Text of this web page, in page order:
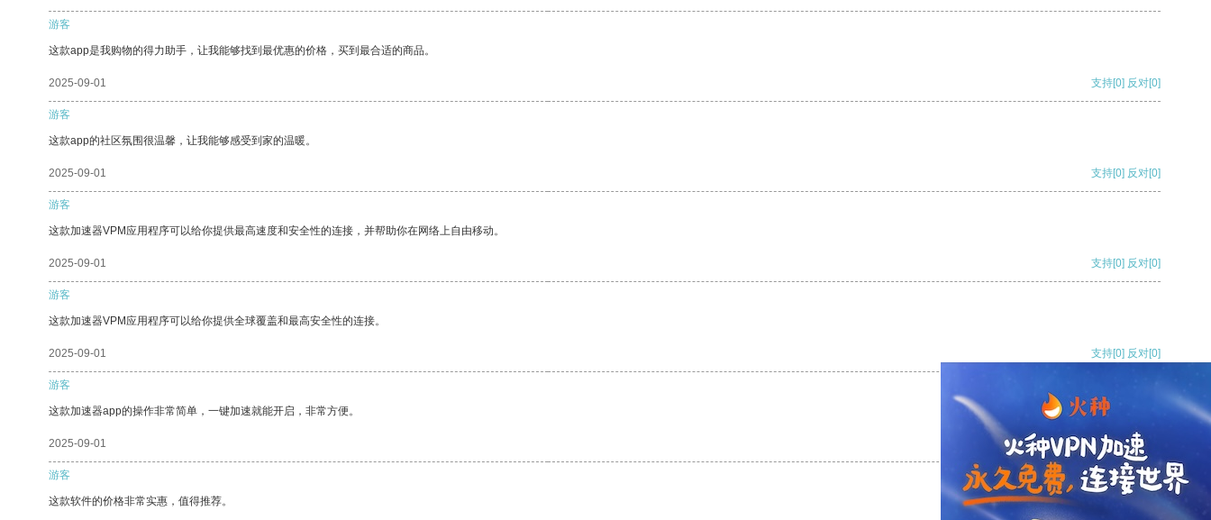
游客
这款app是我购物的得力助手，让我能够找到最优惠的价格，买到最合适的商品。
2025-09-01 支持[0] 反对[0]
游客
这款app的社区氛围很温馨，让我能够感受到家的温暖。
2025-09-01 支持[0] 反对[0]
游客
这款加速器VPM应用程序可以给你提供最高速度和安全性的连接，并帮助你在网络上自由移动。
2025-09-01 支持[0] 反对[0]
游客
这款加速器VPM应用程序可以给你提供全球覆盖和最高安全性的连接。
2025-09-01 支持[0] 反对[0]
游客
这款加速器app的操作非常简单，一键加速就能开启，非常方便。
2025-09-01 支持[0] 反对
游客
这款软件的价格非常实惠，值得推荐。